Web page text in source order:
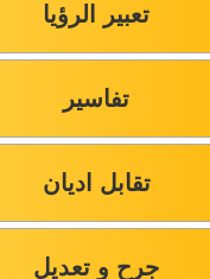
تعبیر الرؤیا
تفاسیر
تقابل ادیان
جرح و تعدیل